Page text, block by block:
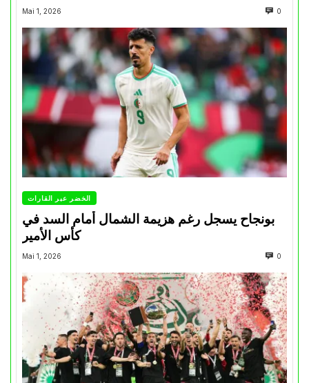
Mai 1, 2026 0
الخضر عبر القارات
بونجاح يسجل رغم هزيمة الشمال أمام السد في
كأس الأمير
Mai 1, 2026 0